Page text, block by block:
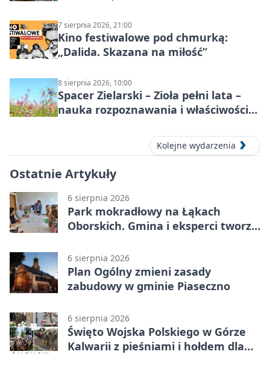
7 sierpnia 2026, 21:00
Kino festiwalowe pod chmurką:
„Dalida. Skazana na miłość”
8 sierpnia 2026, 10:00
Spacer Zielarski – Zioła pełni lata –
nauka rozpoznawania i właściwości
Kolejne wydarzenia
Ostatnie Artykuły
6 sierpnia 2026
Park mokradłowy na Łąkach
Oborskich. Gmina i eksperci tworzą
6 sierpnia 2026
Plan Ogólny zmieni zasady
zabudowy w gminie Piaseczno
6 sierpnia 2026
Święto Wojska Polskiego w Górze
Kalwarii z pieśniami i hołdem dla